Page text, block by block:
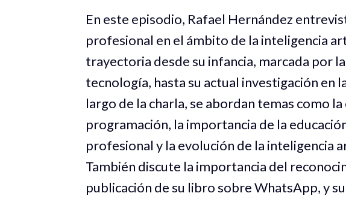
En este episodio, Rafael Hernández
profesional en el ámbito de la inteligencia
trayectoria desde su infancia, marcada por
tecnología, hasta su actual investigación en
largo de la charla, se abordan temas como
programación, la importancia de la
profesional y la evolución de la inteligencia
También discute la importancia del
publicación de su libro sobre WhatsApp, y